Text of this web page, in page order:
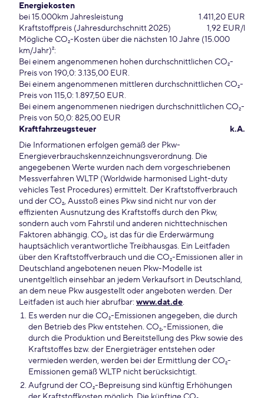
Energiekosten
bei 15.000km Jahresleistung
1.411,20 EUR
Kraftstoffpreis (Jahresdurchschnitt 2025)
1,92 EUR/l
Mögliche CO₂-Kosten über die nächsten 10 Jahre (15.000
km/Jahr)²:
Bei einem angenommenen hohen durchschnittlichen CO₂-
Preis von 190,0: 3.135,00 EUR.
Bei einem angenommenen mittleren durchschnittlichen CO₂-
Preis von 115,0: 1.897,50 EUR.
Bei einem angenommenen niedrigen durchschnittlichen CO₂-
Preis von 50,0: 825,00 EUR
Kraftfahrzeugsteuer
k.A.
Die Informationen erfolgen gemäß der Pkw-
Energieverbrauchskennzeichnungsverordnung. Die
angegebenen Werte wurden nach dem vorgeschriebenen
Messverfahren WLTP (Worldwide harmonised Light-duty
vehicles Test Procedures) ermittelt. Der Kraftstoffverbrauch
und der CO₂, Ausstoß eines Pkw sind nicht nur von der
effizienten Ausnutzung des Kraftstoffs durch den Pkw,
sondern auch vom Fahrstil und anderen nichttechnischen
Faktoren abhängig. CO₂, ist das für die Erderwärmung
hauptsächlich verantwortliche Treibhausgas. Ein Leitfaden
über den Kraftstoffverbrauch und die CO₂-Emissionen aller in
Deutschland angebotenen neuen Pkw-Modelle ist
unentgeltlich einsehbar an jedem Verkaufsort in Deutschland,
an dem neue Pkw ausgestellt oder angeboten werden. Der
Leitfaden ist auch hier abrufbar: www.dat.de.
Es werden nur die CO₂-Emissionen angegeben, die durch
den Betrieb des Pkw entstehen. CO₂,-Emissionen, die
durch die Produktion und Bereitstellung des Pkw sowie des
Kraftstoffes bzw. der Energieträger entstehen oder
vermieden werden, werden bei der Ermittlung der CO₂-
Emissionen gemäß WLTP nicht berücksichtigt.
Aufgrund der CO₂-Bepreisung sind künftig Erhöhungen